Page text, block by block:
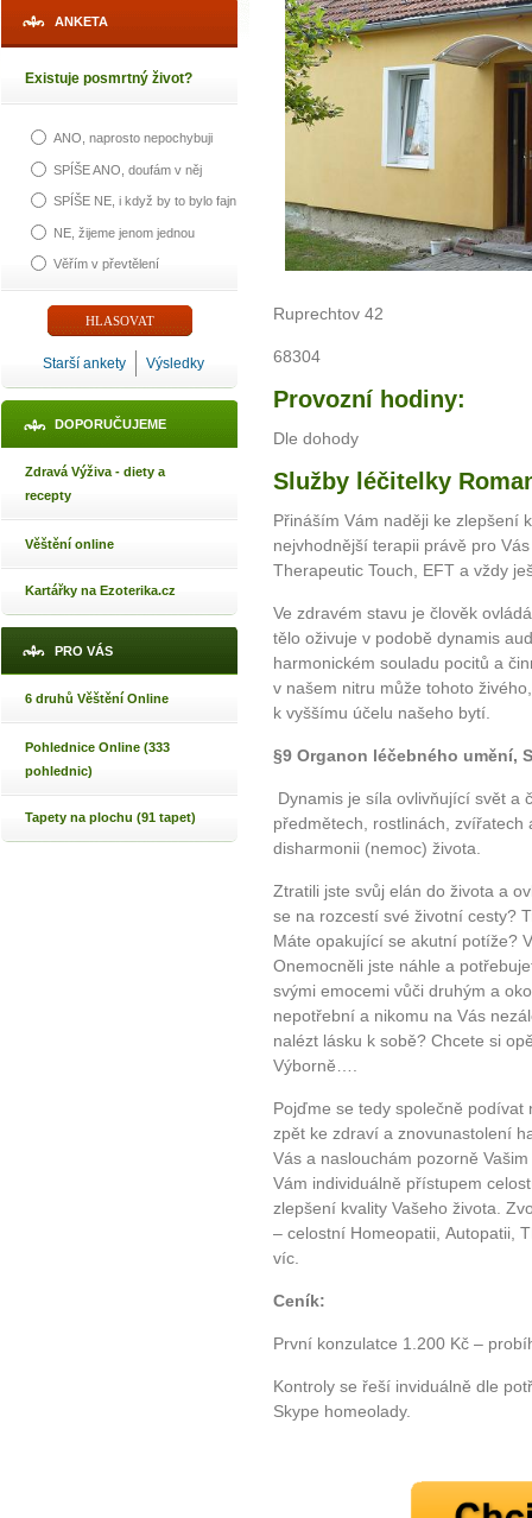
10 tipů
ANKETA
Existuje posmrtný život?
ANO, naprosto nepochybuji
SPÍŠE ANO, doufám v něj
SPÍŠE NE, i když by to bylo fajn
NE, žijeme jenom jednou
Věřím v převtělení
Starší ankety Výsledky
DOPORUČUJEME
Zdravá Výživa - diety a
recepty
Věštění online
Kartářky na Ezoterika.cz
PRO VÁS
6 druhů Věštění Online
Pohlednice Online (333
pohlednic)
Tapety na plochu (91 tapet)
Ruprechtov 42
68304
Provozní hodiny:
Dle dohody
Služby léčitelky
Přináším Vám naději ke zlepšení
nejvhodnější terapii právě pro
Therapeutic Touch, EFT a vždy
Ve zdravém stavu je člověk
tělo oživuje v podobě dynamis
harmonickém souladu pocitů a
v našem nitru může tohoto
k vyššímu účelu našeho bytí.
§9 Organon léčebného umění,
Dynamis je síla ovlivňující svět a
předmětech, rostlinách,
disharmonii (nemoc) života.
Ztratili jste svůj elán do života a
se na rozcestí své životní cesty?
Máte opakující se akutní potíže?
Onemocněli jste náhle a
svými emocemi vůči druhým a
nepotřební a nikomu na Vás
nalézt lásku k sobě? Chcete si
Výborně….
Pojďme se tedy společně
zpět ke zdraví a znovunastolení
Vás a naslouchám pozorně
Vám individuálně přístupem
zlepšení kvality Vašeho života.
– celostní Homeopatii, Autopatii,
víc.
Ceník:
První konzulatce 1.200 Kč –
Kontroly se řeší inviduálně dle
Skype homeolady.